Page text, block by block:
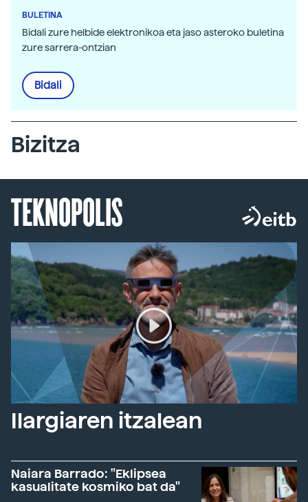
BULETINA
Bidali zure helbide elektronikoa eta jaso asteroko buletina
zure sarrera-ontzian
Bidali
Bizitza
TEKNOPOLIS
Ilargiaren itzalean
Naiara Barrado: "Eklipsea
kasualitate kosmiko bat da"